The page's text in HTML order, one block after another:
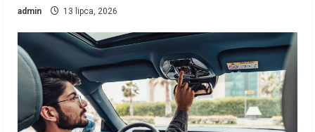
admin 13 lipca, 2026